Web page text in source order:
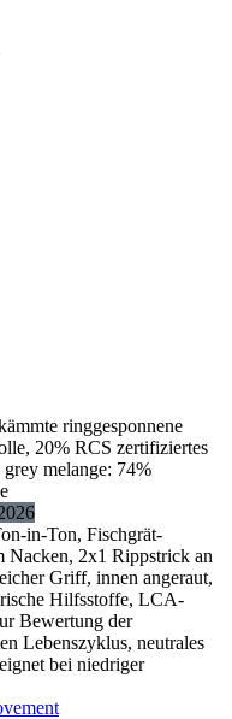
ringgesponnene
20% RCS zertifiziertes
grey melange: 74%
in-Ton, Fischgrät-
Nacken, 2x1 Rippstrick an
Griff, innen angeraut,
Hilfsstoffe, LCA-
Bewertung der
Lebenszyklus, neutrales
bei niedriger